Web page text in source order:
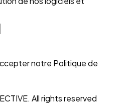
notre Politique de
All rights reserved